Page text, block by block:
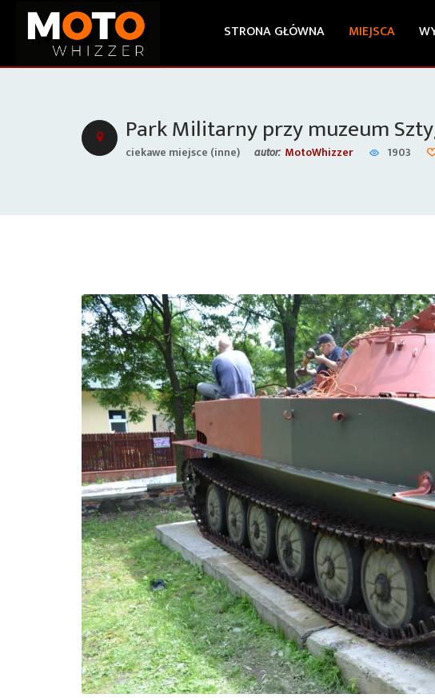
STRONA GŁÓWNA MIEJSCA
Park Militarny przy muzeum
ciekawe miejsce (inne) autor: MotoWhizzer 1903